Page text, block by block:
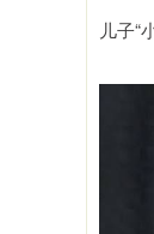
儿子“